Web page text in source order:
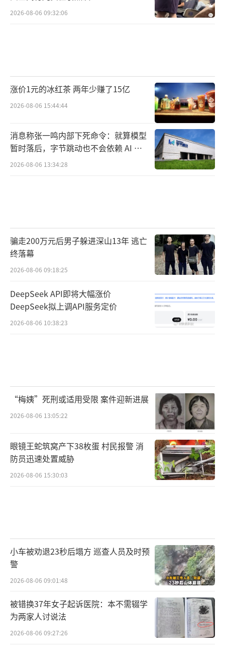
2026-08-06 09:32:06
涨价1元的冰红茶 两年少赚了15亿
2026-08-06 15:44:44
消息称张一鸣内部下死命令：就算模型
暂时落后，字节跳动也不会依赖 AI 蒸
馏技术
2026-08-06 13:34:28
骗走200万元后男子躲进深山13年 逃亡
终落幕
2026-08-06 09:18:25
DeepSeek API即将大幅涨价
DeepSeek拟上调API服务定价
2026-08-06 10:38:23
“梅姨”死刑或适用受限 案件迎新进展
2026-08-06 13:05:22
眼镜王蛇筑窝产下38枚蛋 村民报警 消
防员迅速处置威胁
2026-08-06 15:30:03
小车被劝退23秒后塌方 巡查人员及时预
警
2026-08-06 09:01:48
被错换37年女子起诉医院：本不需辍学
为两家人讨说法
2026-08-06 09:27:26